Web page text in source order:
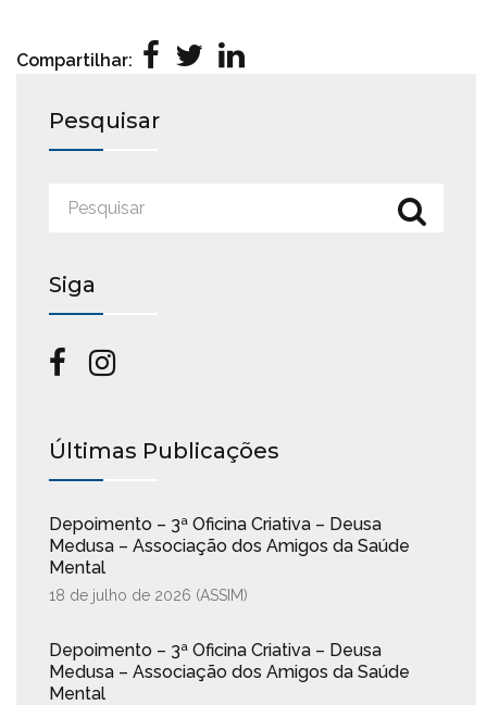
Compartilhar:
Pesquisar
Siga
Últimas Publicações
Depoimento – 3ª Oficina Criativa – Deusa
Medusa – Associação dos Amigos da Saúde
Mental
18 de julho de 2026 (ASSIM)
Depoimento – 3ª Oficina Criativa – Deusa
Medusa – Associação dos Amigos da Saúde
Mental